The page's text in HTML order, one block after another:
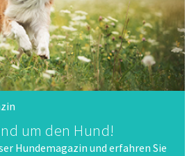
um den Hund!
Hundemagazin und erfahren Sie